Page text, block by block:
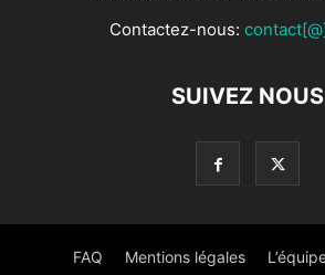
Contactez-nous:
SUIVEZ NOUS
FAQ Mentions légales